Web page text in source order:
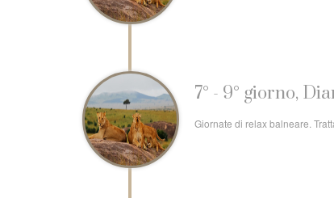
7° - 9° giorno,
Giornate di relax balneare.